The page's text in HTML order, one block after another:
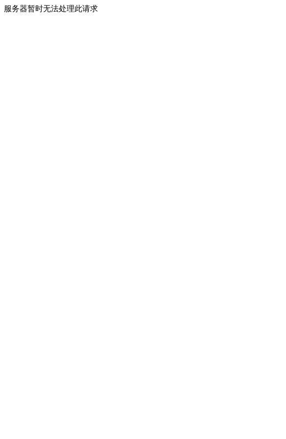
服务器暂时无法处理此请求